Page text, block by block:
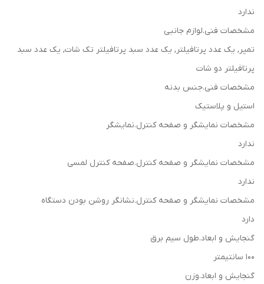
ندارد
مشخصات فنی.لوازم جانبی
تمپر, یک عدد پرتافیلتر, یک عدد سبد پرتافیلتر تک شات, یک عدد سبد
پرتافیلتر دو شات
مشخصات فنی.جنس بدنه
استیل و پلاستیک
مشخصات نمایشگر و صفحه کنترل.نمایشگر
ندارد
مشخصات نمایشگر و صفحه کنترل.صفحه کنترل لمسی
ندارد
مشخصات نمایشگر و صفحه کنترل.نشانگر روشن بودن دستگاه
دارد
گنجایش و ابعاد.طول سیم برق
100 سانتیمتر
گنجایش و ابعاد.وزن